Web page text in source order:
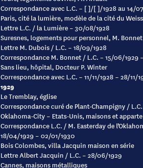
Correspondance avec L.C. – [ ]/[ ]/1928 au 14/
Paris, cité la lumière, modèle de la cité du
Lettre L.C. / la Lumière – 30/08/1928
Suresnes, logements pour personnel, M. Bonnet
Lettre M. Dubois / L.C. – 18/09/1928
Correspondance M. Bonnet / L.C. – 15/06/1929
Sans lieu, hôpital, Docteur P. Winter
Correspondance avec L.C. – 11/11/1928 – 28/11/
1929
Le Tremblay, église
Correspondance curé de Plant-Champigny /
Oklahoma-City – Etats-Unis, maisons et
Correspondance L.C. / M. Easterday de
18/04/1929 – 02/01/1930
Bois Colombes, villa Jacquin maison en série
Lettre Albert Jacquin / L.C. – 28/06/1929
Cannes, maisons métalliques